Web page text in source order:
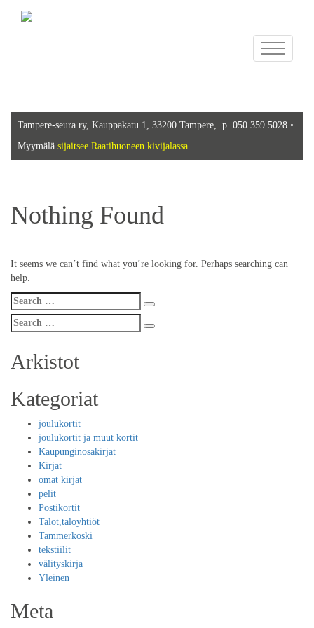
Toggle
navigation
Tampere-seura ry, Kauppakatu 1, 33200 Tampere, p. 050 359 5028 •
Myymälä sijaitsee Raatihuoneen kivijalassa
Nothing Found
It seems we can’t find what you’re looking for. Perhaps searching can
help.
Search
for:
Search
for:
Arkistot
Kategoriat
joulukortit
joulukortit ja muut kortit
Kaupunginosakirjat
Kirjat
omat kirjat
pelit
Postikortit
Talot,taloyhtiöt
Tammerkoski
tekstiilit
välityskirja
Yleinen
Meta